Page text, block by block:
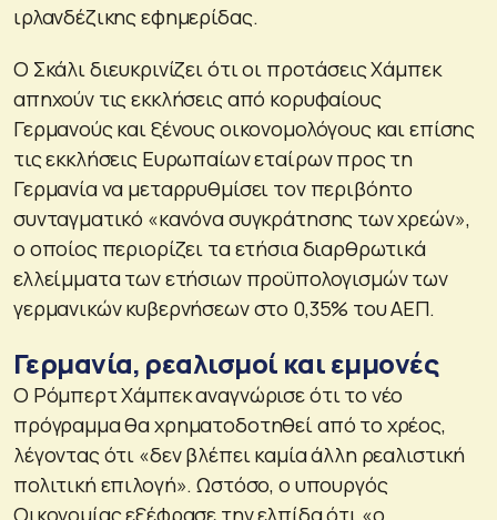
ιρλανδέζικης εφημερίδας.
Ο Σκάλι διευκρινίζει ότι οι προτάσεις Χάμπεκ
απηχούν τις εκκλήσεις από κορυφαίους
Γερμανούς και ξένους οικονομολόγους και επίσης
τις εκκλήσεις Ευρωπαίων εταίρων προς τη
Γερμανία να μεταρρυθμίσει τον περιβόητο
συνταγματικό «κανόνα συγκράτησης των χρεών»,
ο οποίος περιορίζει τα ετήσια διαρθρωτικά
ελλείμματα των ετήσιων προϋπολογισμών των
γερμανικών κυβερνήσεων στο 0,35% του ΑΕΠ.
Γερμανία, ρεαλισμοί και εμμονές
Ο Ρόμπερτ Χάμπεκ αναγνώρισε ότι το νέο
πρόγραμμα θα χρηματοδοτηθεί από το χρέος,
λέγοντας ότι «δεν βλέπει καμία άλλη ρεαλιστική
πολιτική επιλογή». Ωστόσο, ο υπουργός
Οικονομίας εξέφρασε την ελπίδα ότι «ο